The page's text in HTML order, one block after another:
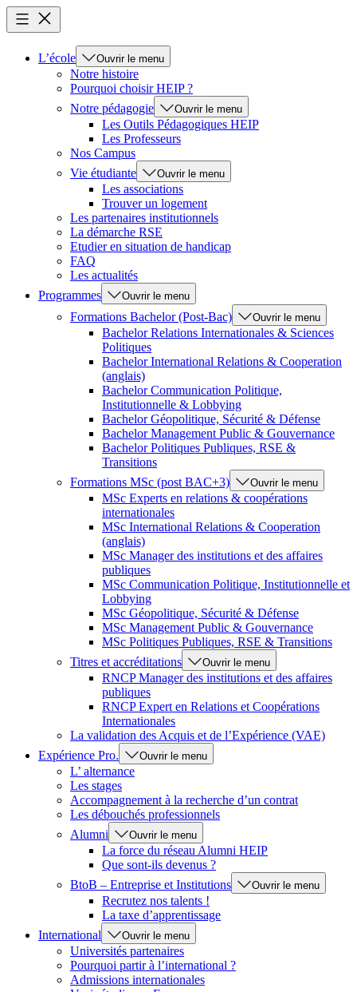
L’école Ouvrir le menu
Notre histoire
Pourquoi choisir HEIP ?
Notre pédagogie
Ouvrir le menu
Les Outils Pédagogiques HEIP
Les Professeurs
Nos Campus
Vie étudiante
Ouvrir le menu
Les associations
Trouver un logement
Les partenaires institutionnels
La démarche RSE
Etudier en situation de handicap
FAQ
Les actualités
Programmes
Ouvrir le menu
Formations Bachelor (Post-Bac) Ouvrir le menu
Bachelor Relations Internationales & Sciences
Politiques
Bachelor International Relations & Cooperation
(anglais)
Bachelor Communication Politique,
Institutionnelle & Lobbying
Bachelor Géopolitique, Sécurité & Défense
Bachelor Management Public & Gouvernance
Bachelor Politiques Publiques, RSE &
Transitions
Formations MSc (post BAC+3)
Ouvrir le menu
MSc Experts en relations & coopérations
internationales
MSc International Relations & Cooperation
(anglais)
MSc Manager des institutions et des affaires
publiques
MSc Communication Politique, Institutionnelle et
Lobbying
MSc Géopolitique, Sécurité & Défense
MSc Management Public & Gouvernance
MSc Politiques Publiques, RSE & Transitions
Titres et accréditations
Ouvrir le menu
RNCP Manager des institutions et des affaires
publiques
RNCP Expert en Relations et Coopérations
Internationales
La validation des Acquis et de l’Expérience (VAE)
Expérience Pro.
Ouvrir le menu
L’ alternance
Les stages
Accompagnement à la recherche d’un contrat
Les débouchés professionnels
Alumni
Ouvrir le menu
La force du réseau Alumni HEIP
Que sont-ils devenus ?
BtoB – Entreprise et Institutions
Ouvrir le menu
Recrutez nos talents !
La taxe d’apprentissage
International
Ouvrir le menu
Universités partenaires
Pourquoi partir à l’international ?
Admissions internationales